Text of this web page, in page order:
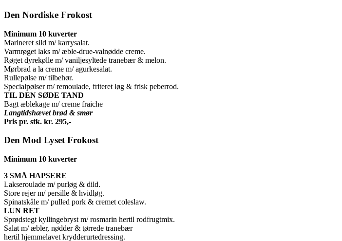
Den Nordiske Frokost
Minimum 10 kuverter
Marineret sild m/ karrysalat.
Varmrøget laks m/ æble-drue-valnødde creme.
Røget dyrekølle m/ vaniljesyltede tranebær & melon.
Mørbrad a la creme m/ agurkesalat.
Rullepølse m/ tilbehør.
Specialpølser m/ remoulade, friteret løg & frisk peberrod.
TIL DEN SØDE TAND
Bagt æblekage m/ creme fraiche
Langtidshævet brød & smør
Pris pr. stk. kr. 295,-
Den Mod Lyset Frokost
Minimum 10 kuverter
3 SMÅ HAPSERE
Lakseroulade m/ purløg & dild.
Store rejer m/ persille & hvidløg.
Spinatskåle m/ pulled pork & cremet coleslaw.
LUN RET
Sprødstegt kyllingebryst m/ rosmarin hertil rodfrugtmix.
Salat m/ æbler, nødder & tørrede tranebær
hertil hjemmelavet krydderurtedressing.